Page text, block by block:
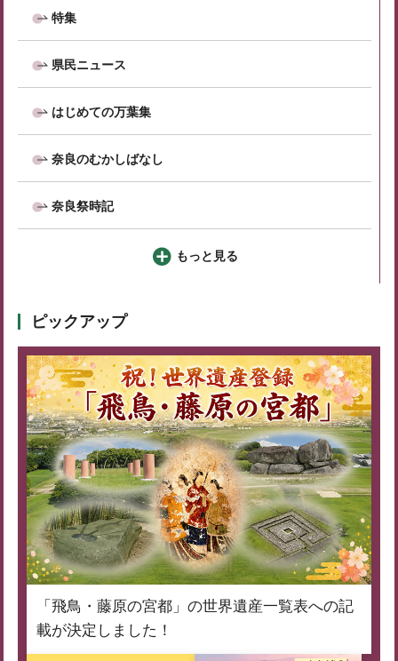
特集
県民ニュース
はじめての万葉集
奈良のむかしばなし
奈良祭時記
もっと見る
ピックアップ
「飛鳥・藤原の宮都」の世界遺産一覧表への記
載が決定しました！